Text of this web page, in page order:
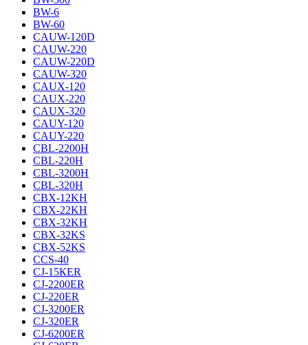
BW-6
BW-60
CAUW-120D
CAUW-220
CAUW-220D
CAUW-320
CAUX-120
CAUX-220
CAUX-320
CAUY-120
CAUY-220
CBL-2200H
CBL-220H
CBL-3200H
CBL-320H
CBX-12KH
CBX-22KH
CBX-32KH
CBX-32KS
CBX-52KS
CCS-40
CJ-15КER
CJ-2200ER
CJ-220ER
CJ-3200ER
CJ-320ER
CJ-6200ER